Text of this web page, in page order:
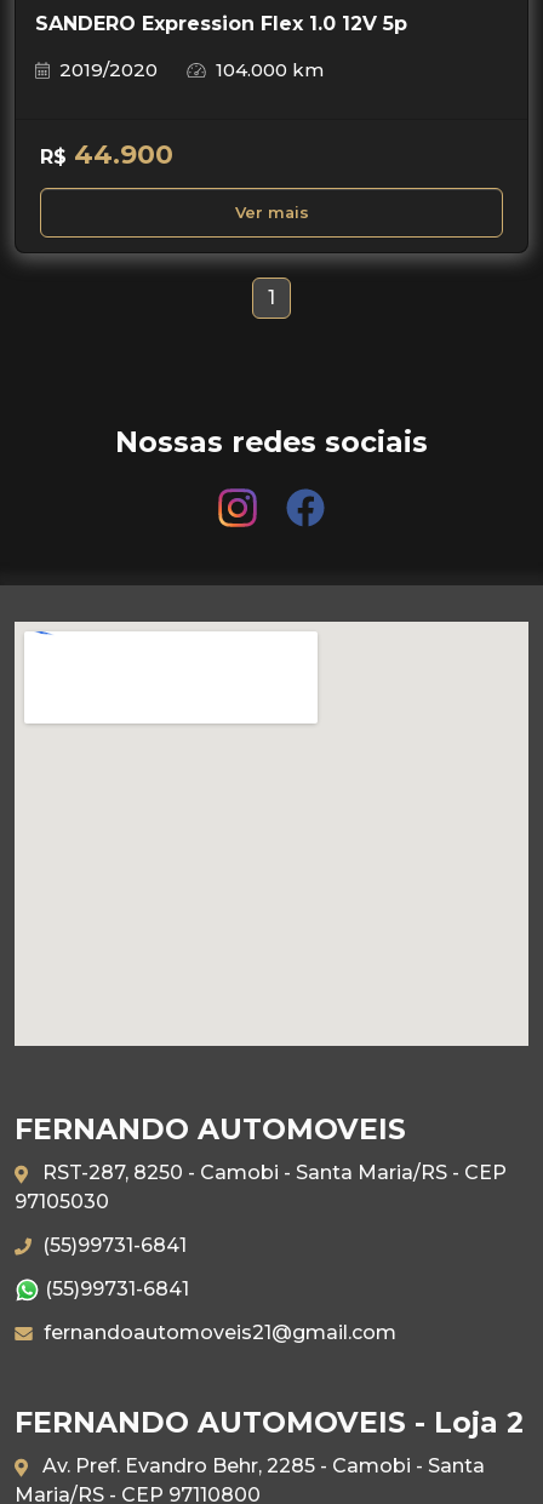
SANDERO Expression Flex 1.0 12V 5p
2019/2020
104.000 km
R$ 44.900
Ver mais
1
Nossas redes sociais
FERNANDO AUTOMOVEIS
RST-287, 8250 - Camobi - Santa Maria/RS - CEP
97105030
(55)99731-6841
(55)99731-6841
fernandoautomoveis21@gmail.com
FERNANDO AUTOMOVEIS - Loja 2
Av. Pref. Evandro Behr, 2285 - Camobi - Santa
Maria/RS - CEP 97110800